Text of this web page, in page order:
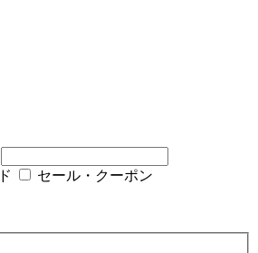
セール・クーポン